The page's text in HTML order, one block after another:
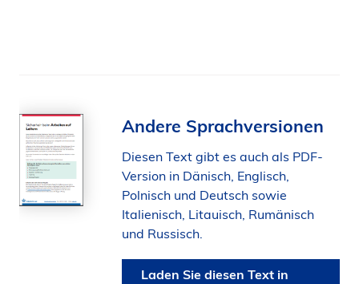
Andere Sprachversionen
Diesen Text gibt es auch als PDF-
Version in Dänisch, Englisch,
Polnisch und Deutsch sowie
Italienisch, Litauisch, Rumänisch
und Russisch.
Laden Sie diesen Text in